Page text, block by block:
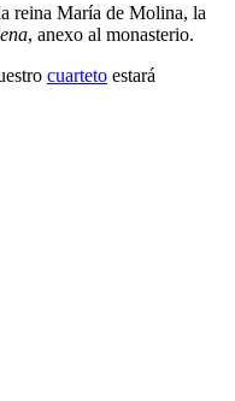
reina María de Molina, la
, anexo al monasterio.
cuarteto estará